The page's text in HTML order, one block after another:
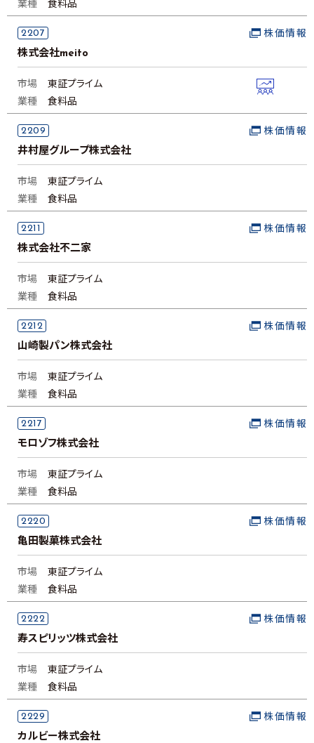
業種
食料品
2207
株式会社meito
株価情報
市場
東証プライム
業種
食料品
2209
井村屋グループ株式会社
株価情報
市場
東証プライム
業種
食料品
2211
株式会社不二家
株価情報
市場
東証プライム
業種
食料品
2212
山崎製パン株式会社
株価情報
市場
東証プライム
業種
食料品
2217
モロゾフ株式会社
株価情報
市場
東証プライム
業種
食料品
2220
亀田製菓株式会社
株価情報
市場
東証プライム
業種
食料品
2222
寿スピリッツ株式会社
株価情報
市場
東証プライム
業種
食料品
2229
カルビー株式会社
株価情報